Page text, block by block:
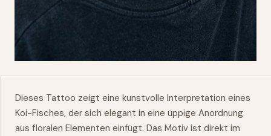
Dieses Tattoo zeigt eine kunstvolle Interpretation eines
Koi-Fisches, der sich elegant in eine üppige Anordnung
aus floralen Elementen einfügt. Das Motiv ist direkt im